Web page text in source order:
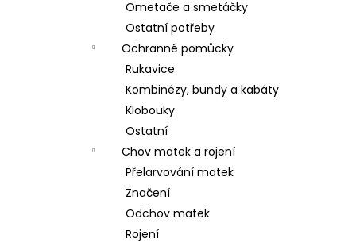
Ometače a smetáčky
Ostatní potřeby
Ochranné pomůcky
Rukavice
Kombinézy, bundy a kabáty
Klobouky
Ostatní
Chov matek a rojení
Přelarvování matek
Značení
Odchov matek
Rojení